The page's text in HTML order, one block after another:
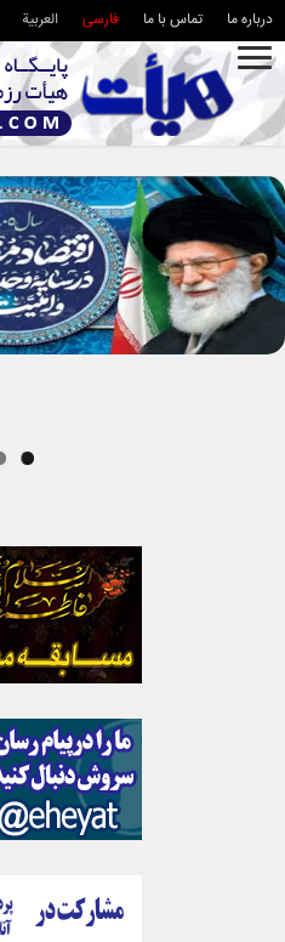
درباره ما تماس با ما فارسی العربية